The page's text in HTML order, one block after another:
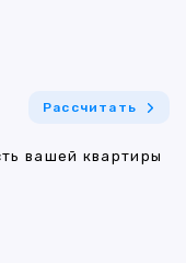
Рассчитать
вашей квартиры